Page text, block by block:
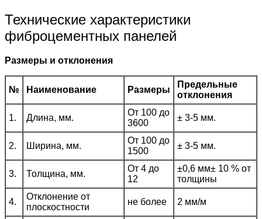
Технические характеристики
фиброцементных панелей
Размеры и отклонения
№ Наименование Размеры
Предельные
отклонения
1. Длина, мм.
От 100 до
3600
± 3-5 мм.
2. Ширина, мм.
От 100 до
1500
± 3-5 мм.
3. Толщина, мм.
От 4 до
12
±0,6 мм± 10 % от
толщины
4.
Отклонение от
плоскостности
не более 2 мм/м